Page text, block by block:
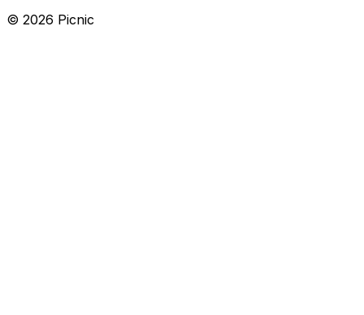
© 2026 Picnic